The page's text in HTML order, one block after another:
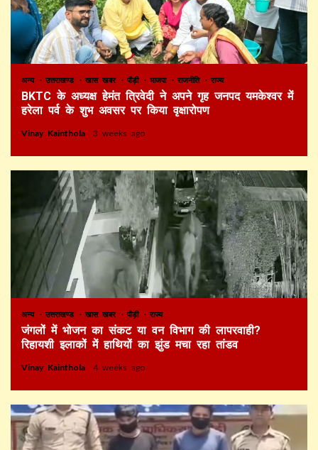
अन्य उत्तराखण्ड खास खबर पौड़ी भाजपा राजनीति राज्य
BKTC के अध्यक्ष हेमंत त्रिवेदी ने अपने गृह जनपद यमकेश्वर में
हरेला पर्व के शुभ अवसर पर किया वृक्षारोपण
Vinay Kainthola 3 weeks ago
अन्य उत्तराखण्ड खास खबर पौड़ी राज्य
जंगलों में भोजन का संकट या वन विभाग की लापरवाही?
रिहायशी इलाकों में हाथियों का झुंड मचा रहा तांडव
Vinay Kainthola 4 weeks ago